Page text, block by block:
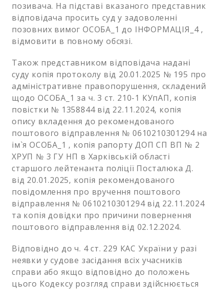
позивача. На підставі вказаного представник
відповідача просить суд у задоволенні
позовних вимог ОСОБА_1 до ІНФОРМАЦІЯ_4 ,
відмовити в повному обсязі.
Також представником відповідача надані
суду копія протоколу від 20.01.2025 № 195 про
адміністративне правопорушення, складений
щодо ОСОБА_1 за ч. 3 ст. 210-1 КУпАП, копія
повістки № 1358844 від 22.11.2024, копія
опису вкладення до рекомендованого
поштового відправлення № 0610210301294 на
ім`я ОСОБА_1 , копія рапорту ДОП СП ВП № 2
ХРУП № 3 ГУ НП в Харківській області
старшого лейтенанта поліції Посталюка Д.
від 20.01.2025, копія рекомендованого
повідомлення про вручення поштового
відправлення № 0610210301294 від 22.11.2024
та копія довідки про причини повернення
поштового відправлення від 02.12.2024.
Відповідно до ч. 4 ст. 229 КАС України у разі
неявки у судове засідання всіх учасників
справи або якщо відповідно до положень
цього Кодексу розгляд справи здійснюється